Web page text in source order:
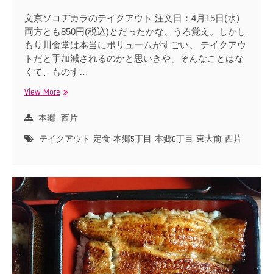
文京ソコヂカラのテイクアウト 注文日：4月15日(水)
両方とも850円(税込)とだったかな、うろ覚え。しかし
もり川食堂は本当にボリュームがすごい。 テイクアウ
トだと手加減されるのかと思いきや、そんなことはな
くて、ものす…
View Moreも
川
堂
ク
ア
ウ
ト
弁
当
本郷 西片
テイクアウト 定食 本郷5丁目 本郷6丁目 東大前 西片